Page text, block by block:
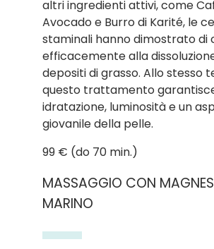
altri ingredienti attivi, come
Avocado e Burro di Karité, le
staminali hanno dimostrato di
efficacemente alla
depositi di grasso. Allo stesso
questo trattamento
idratazione, luminosità e un
giovanile della pelle.
99 € (do 70 min.)
MASSAGGIO CON
MARINO